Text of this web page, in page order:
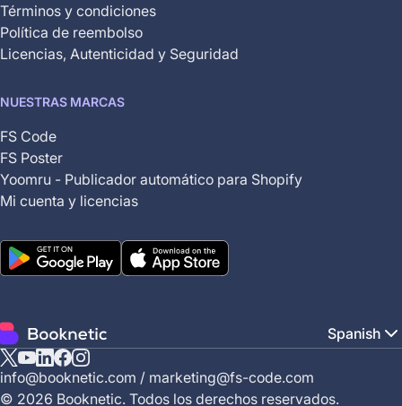
Términos y condiciones
Política de reembolso
Licencias, Autenticidad y Seguridad
NUESTRAS MARCAS
FS Code
FS Poster
Yoomru - Publicador automático para Shopify
Mi cuenta y licencias
Spanish
© 2026 Booknetic. Todos los derechos reservados.
X
(Twitter)
YouTube
Linkedin
Facebook
Instagram
info@booknetic.com / marketing@fs-code.com